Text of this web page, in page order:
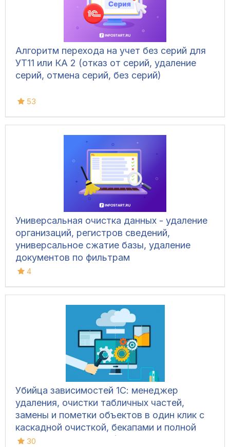
Алгоритм перехода на учет без серий для
УТ11 или КА 2 (отказ от серий, удаление
серий, отмена серий, без серий)
53
Универсальная очистка данных - удаление
организаций, регистров сведений,
универсальное сжатие базы, удаление
документов по фильтрам
4
Убийца зависимостей 1С: менеджер
удаления, очистки табличных частей,
замены и пометки объектов в один клик с
каскадной очисткой, бекапами и полной
безопасностью базы (Управляемые формы,
30